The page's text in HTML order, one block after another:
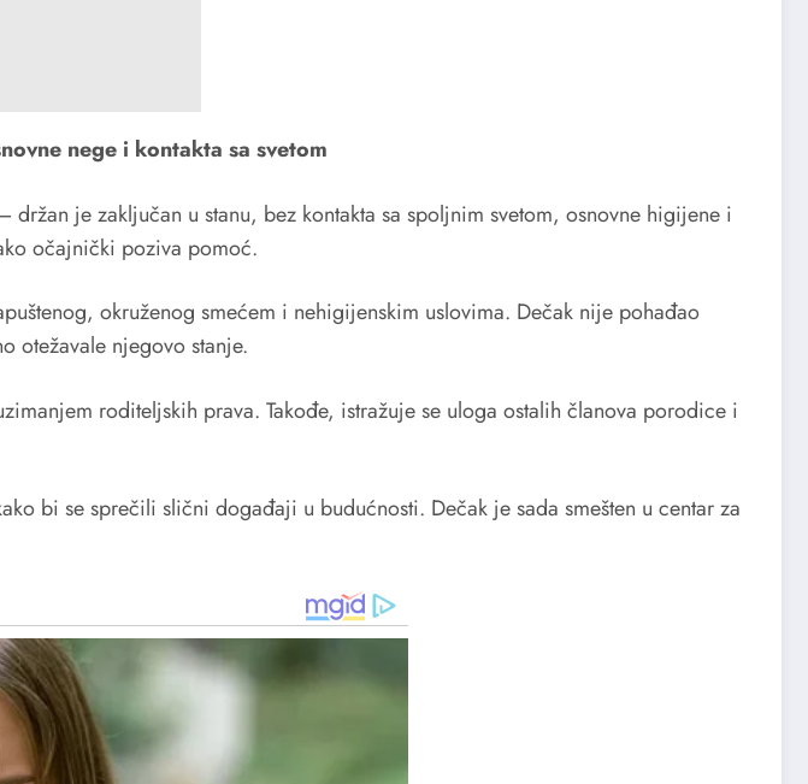
nege i kontakta sa svetom
je zaključan u stanu, bez kontakta sa spoljnim svetom, osnovne higijene i
očajnički poziva pomoć.
okruženog smećem i nehigijenskim uslovima. Dečak nije pohađao
otežavale njegovo stanje.
roditeljskih prava. Takođe, istražuje se uloga ostalih članova porodice i
bi se sprečili slični događaji u budućnosti. Dečak je sada smešten u centar za